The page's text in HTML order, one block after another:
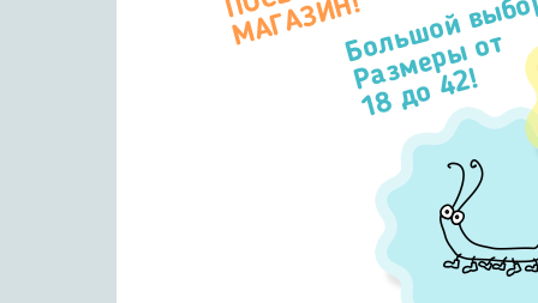
П
Н!Большой
Размеры от
18 до 42!